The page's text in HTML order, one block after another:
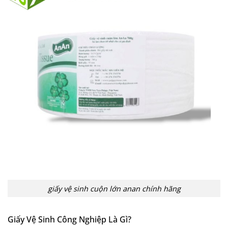
giấy vệ sinh cuộn lớn anan chính hãng
Giấy Vệ Sinh Công Nghiệp Là Gì?